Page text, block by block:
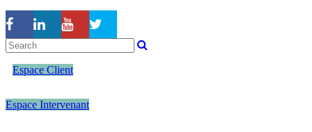
Espace Client
Espace Intervenant